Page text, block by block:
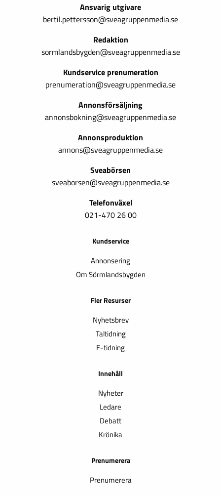
Ansvarig utgivare
bertil.pettersson@sveagruppenmedia.se
Redaktion
sormlandsbygden@sveagruppenmedia.se
Kundservice prenumeration
prenumeration@sveagruppenmedia.se
Annonsförsäljning
annonsbokning@sveagruppenmedia.se
Annonsproduktion
annons@sveagruppenmedia.se
Sveabörsen
sveaborsen@sveagruppenmedia.se
Telefonväxel
021-470 26 00
Kundservice
Annonsering
Om Sörmlandsbygden
Fler Resurser
Nyhetsbrev
Taltidning
E-tidning
Innehåll
Nyheter
Ledare
Debatt
Krönika
Prenumerera
Prenumerera